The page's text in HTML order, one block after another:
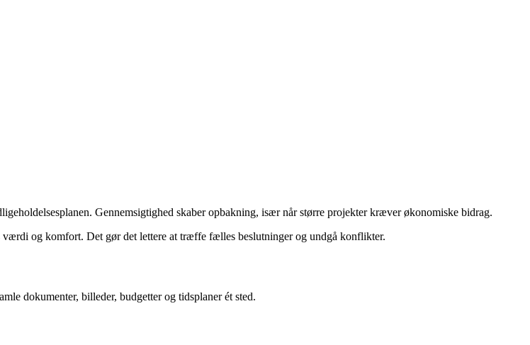
Gennemsigtighed skaber opbakning, især når større projekter kræver økonomiske bidrag.
og komfort. Det gør det lettere at træffe fælles beslutninger og undgå konflikter.
dokumenter, billeder, budgetter og tidsplaner ét sted.